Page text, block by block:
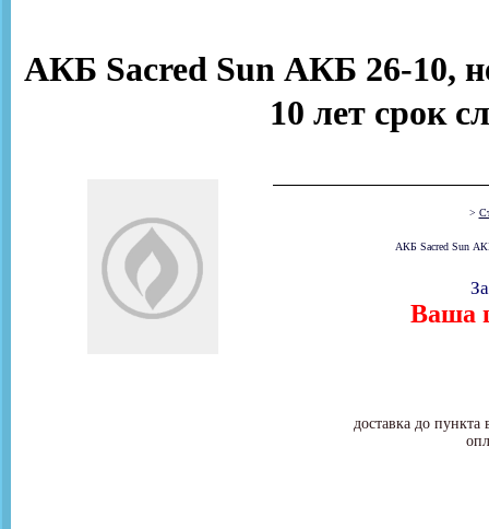
АКБ Sacred Sun АКБ 26-10,
10 лет срок
>
АКБ Sacred Sun
Ваша
доставка до